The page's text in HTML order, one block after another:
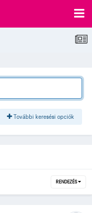
További keresési opciók
RENDEZÉS